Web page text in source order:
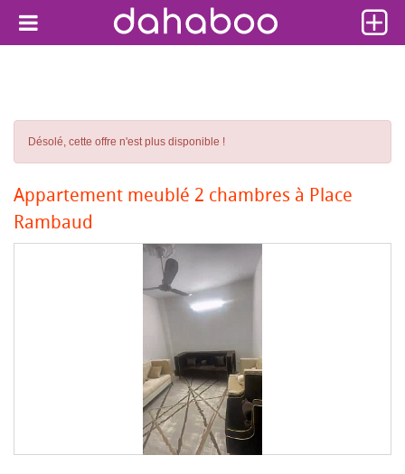
Désolé, cette offre n'est plus disponible !
Appartement meublé 2 chambres à Place
Rambaud